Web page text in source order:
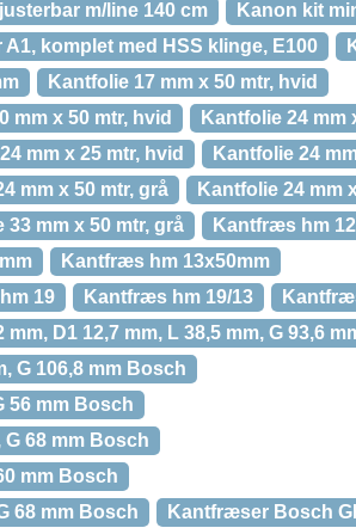
m/line 140 cm
Kanon kit
A1, komplet med HSS klinge, E100
Kantfolie 17 mm x 50 mtr, hvid
mm x 50 mtr, hvid
Kantfolie 24 mm
mm x 25 mtr, hvid
Kantfolie 24
mm x 50 mtr, grå
Kantfolie 24 mm
33 mm x 50 mtr, grå
Kantfræs hm
Kantfræs hm 13x50mm
19 Kantfræs hm 19/13
D1 12,7 mm, L 38,5 mm, G 93,6
G 106,8 mm Bosch
56 mm Bosch
G 68 mm Bosch
mm Bosch
68 mm Bosch
Kantfræser Bosch